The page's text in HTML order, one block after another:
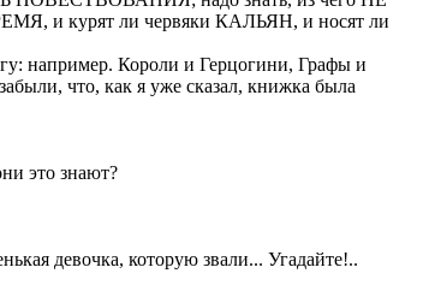
и курят ли червяки КАЛЬЯН, и носят ли
например. Короли и Герцогини, Графы и
что, как я уже сказал, книжка была
это знают?
девочка, которую звали... Угадайте!..